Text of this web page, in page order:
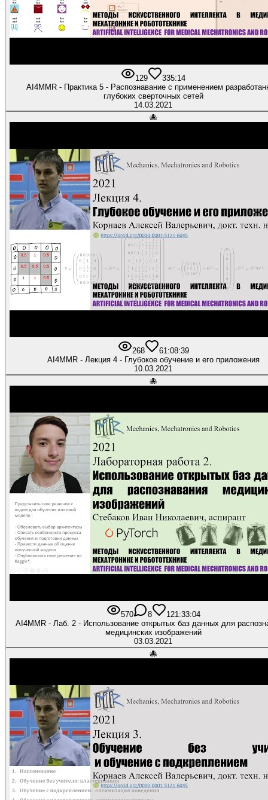
129 335:14
AI4MMR - Практика 5 - Распознавание с применением
глубоких сверточных сетей
14.03.2021
🐙
268 61:08:39
AI4MMR - Лекция 4 - Глубокое обучение и его приложения
10.03.2021
🐙
570 8 121:33:04
AI4MMR - Лаб. 2 - Использование открытых баз данных для
медицинских изображений
03.03.2021
🐙